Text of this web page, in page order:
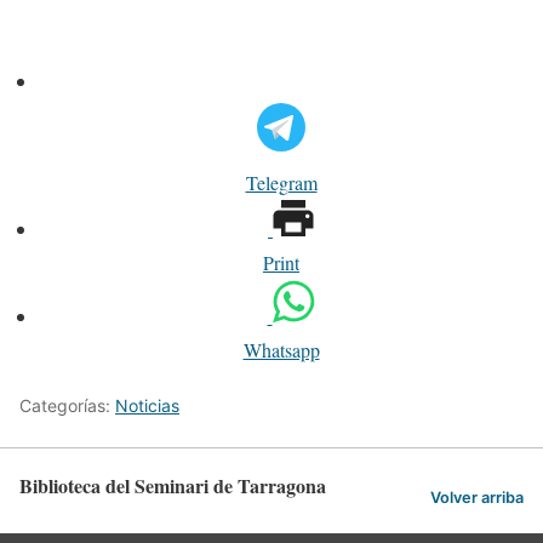
Telegram
Print
Whatsapp
Categorías: Noticias
Biblioteca del Seminari de Tarragona Volver arriba